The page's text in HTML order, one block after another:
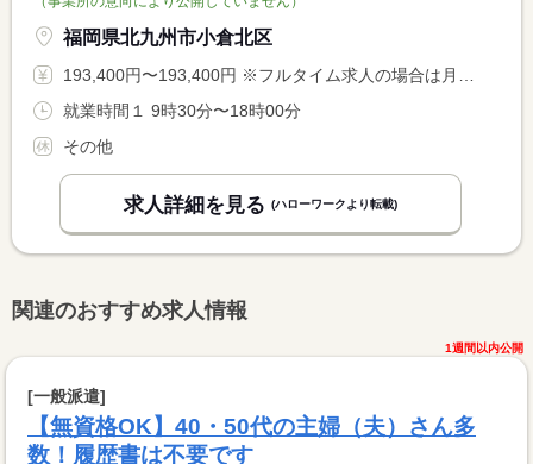
福岡県北九州市小倉北区
193,400円〜193,400円 ※フルタイム求人の場合は月額（換算額）、パート求人の場合は時間額を表示しています。
就業時間１ 9時30分〜18時00分
その他
求人詳細を見る (ハローワークより転載)
関連のおすすめ求人情報
1週間以内公開
[一般派遣]
【無資格OK】40・50代の主婦（夫）さん多
数！履歴書は不要です